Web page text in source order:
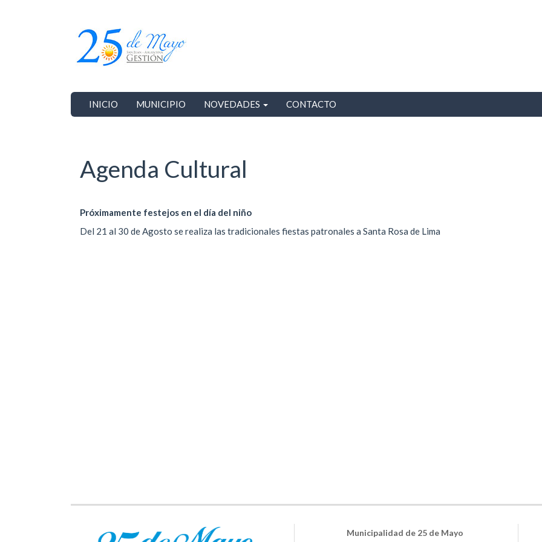
INICIO MUNICIPIO NOVEDADES CONTACTO
Agenda Cultural
Próximamente festejos en el día del niño
Del 21 al 30 de Agosto se realiza las tradicionales fiestas patronales a Santa Rosa de Lima
Municipalidad de 25 de Mayo